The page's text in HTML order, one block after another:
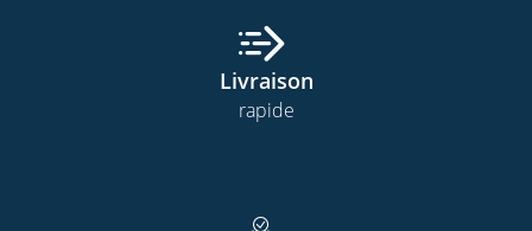
Livraison
rapide